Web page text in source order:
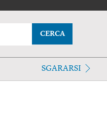
CERCA
SGARARSI